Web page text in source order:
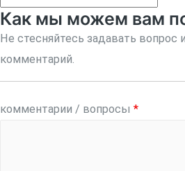
Как мы можем вам
Не стесняйтесь задавать вопрос
комментарий.
комментарии / вопросы *